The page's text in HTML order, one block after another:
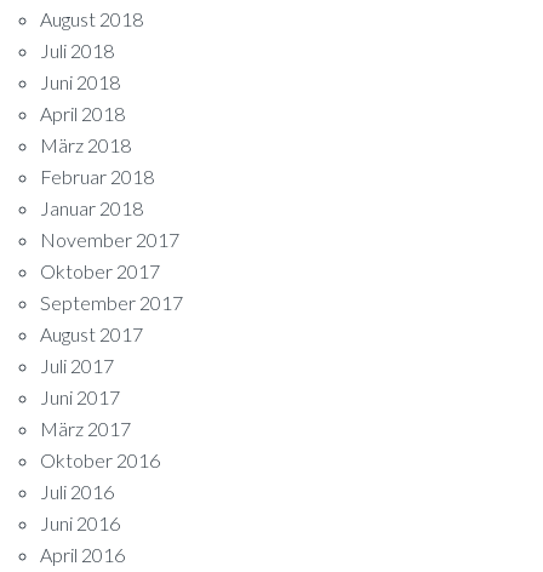
August 2018
Juli 2018
Juni 2018
April 2018
März 2018
Februar 2018
Januar 2018
November 2017
Oktober 2017
September 2017
August 2017
Juli 2017
Juni 2017
März 2017
Oktober 2016
Juli 2016
Juni 2016
April 2016